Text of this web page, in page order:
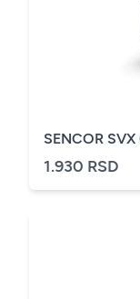
SENCOR
1.930 RSD